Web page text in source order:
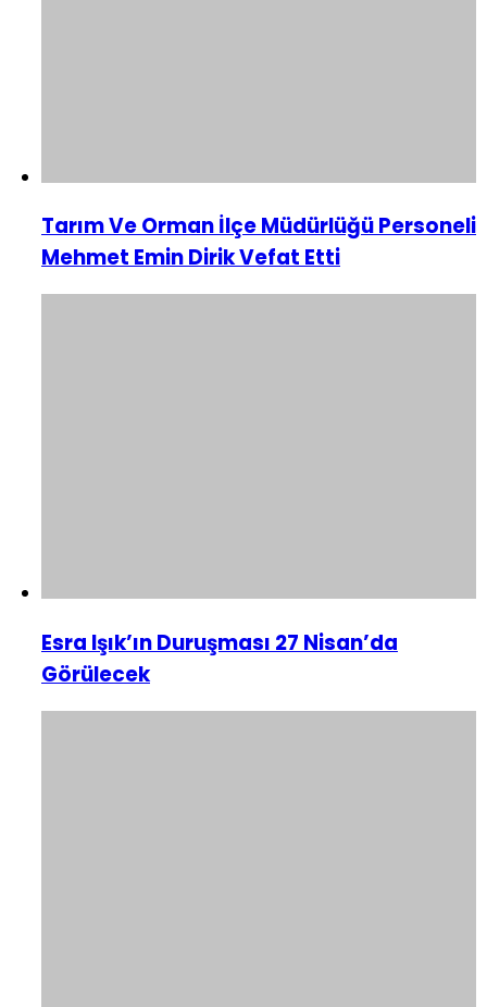
Tarım Ve Orman İlçe Müdürlüğü Personeli
Mehmet Emin Dirik Vefat Etti
Esra Işık’ın Duruşması 27 Nisan’da
Görülecek